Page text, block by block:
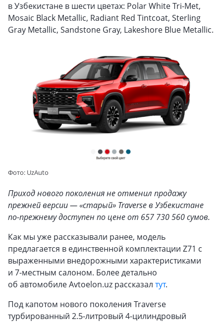
в Узбекистане в шести цветах: Polar White Tri-Met,
Mosaic Black Metallic, Radiant Red Tintcoat, Sterling
Gray Metallic, Sandstone Gray, Lakeshore Blue Metallic.
Фото: UzAuto
Приход нового поколения не отменил продажу
прежней версии — «старый» Traverse в Узбекистане
по-прежнему доступен по цене от 657 730 560 сумов.
Как мы уже рассказывали ранее, модель
предлагается в единственной комплектации Z71 с
выраженными внедорожными характеристиками
и 7-местным салоном. Более детально
об автомобиле Avtoelon.uz рассказал тут.
Под капотом нового поколения Traverse
турбированный 2.5-литровый 4-цилиндровый